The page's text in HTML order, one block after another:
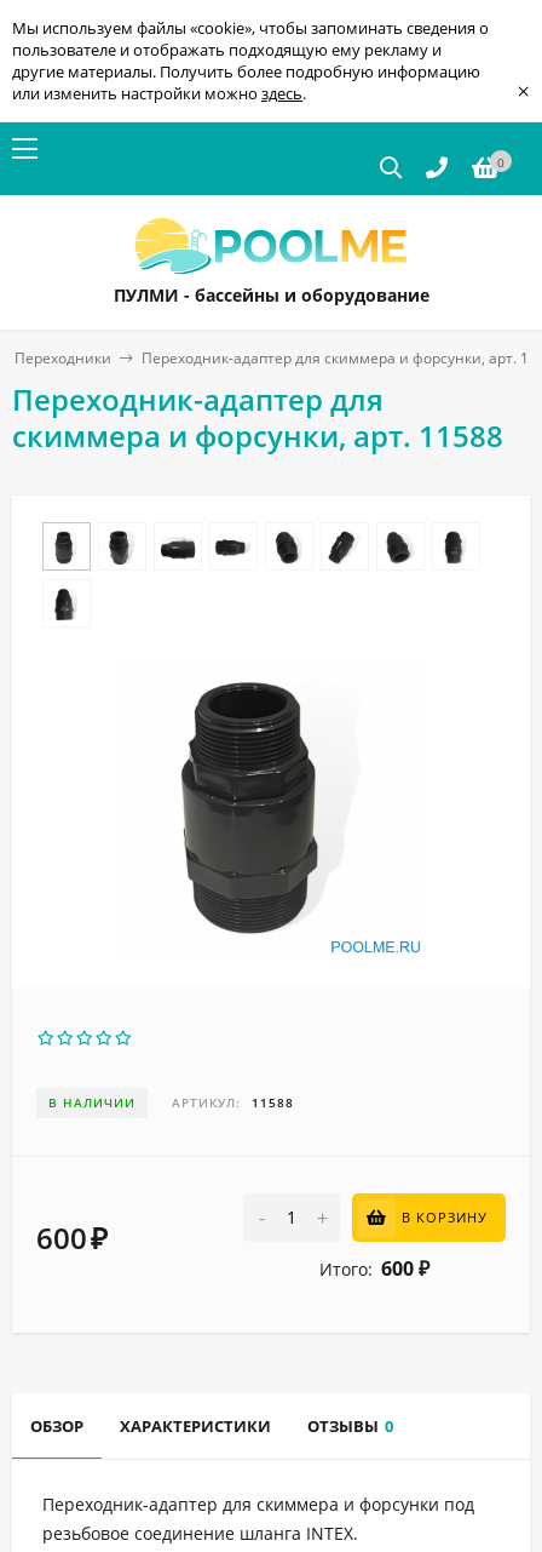
Мы используем файлы «cookie», чтобы запоминать сведения о
пользователе и отображать подходящую ему рекламу и
другие материалы. Получить более подробную информацию
или изменить настройки можно здесь. ×
0
ПУЛМИ - бассейны и оборудование
Переходники Переходник-адаптер для скиммера и форсунки, арт.
Переходник-адаптер для
скиммера и форсунки, арт. 11588
В НАЛИЧИИ АРТИКУЛ: 11588
600₽
- + В КОРЗИНУ
Итого: 600 ₽
ОБЗОР ХАРАКТЕРИСТИКИ ОТЗЫВЫ 0
Переходник-адаптер для скиммера и форсунки под
резьбовое соединение шланга INTEX.